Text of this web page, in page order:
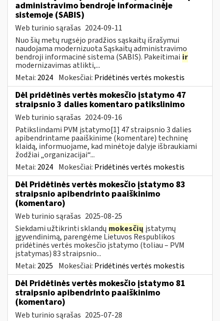
administravimo bendroje informacinėje
sistemoje (SABIS)
Web turinio sąrašas 2024-09-11
Nuo šių metų rugsėjo pradžios sąskaitų išrašymui
naudojama modernizuota Sąskaitų administravimo
bendroji informacinė sistema (SABIS). Pakeitimai ir
modernizavimas atlikti,...
Metai: 2024 Mokesčiai: Pridėtinės vertės mokestis
Dėl pridėtinės vertės mokesčio įstatymo 47
straipsnio 3 dalies komentaro patikslinimo
Web turinio sąrašas 2024-09-16
Patikslindami PVM įstatymo[1] 47 straipsnio 3 dalies
apibendrintame paaiškinime (komentare) techninę
klaidą, informuojame, kad minėtoje dalyje išbraukiami
žodžiai „organizacijai“...
Metai: 2024 Mokesčiai: Pridėtinės vertės mokestis
Dėl Pridėtinės vertės mokesčio įstatymo 83
straipsnio apibendrinto paaiškinimo
(komentaro)
Web turinio sąrašas 2025-08-25
Siekdami užtikrinti sklandų mokesčių įstatymų
įgyvendinimą, parengėme Lietuvos Respublikos
pridėtinės vertės mokesčio įstatymo (toliau – PVM
įstatymas) 83 straipsnio...
Metai: 2025 Mokesčiai: Pridėtinės vertės mokestis
Dėl Pridėtinės vertės mokesčio įstatymo 81
straipsnio apibendrinto paaiškinimo
(komentaro)
Web turinio sąrašas 2025-07-28